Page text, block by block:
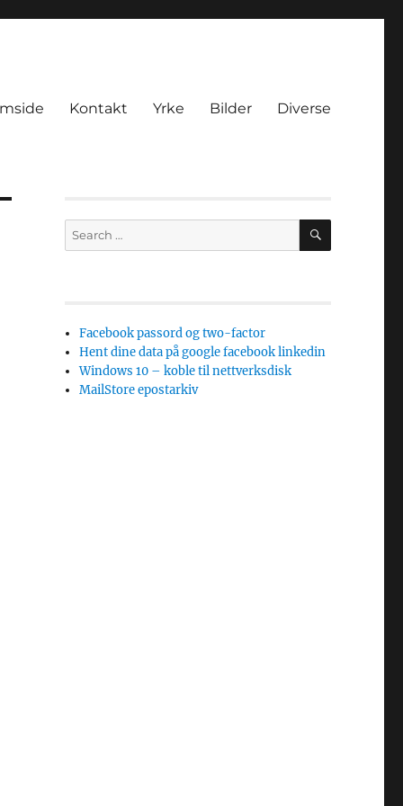
Kontakt Yrke Bilder Diverse
Search
for:
SEARCH
Facebook passord og two-factor
Hent dine data på google facebook linkedin
Windows 10 – koble til nettverksdisk
MailStore epostarkiv